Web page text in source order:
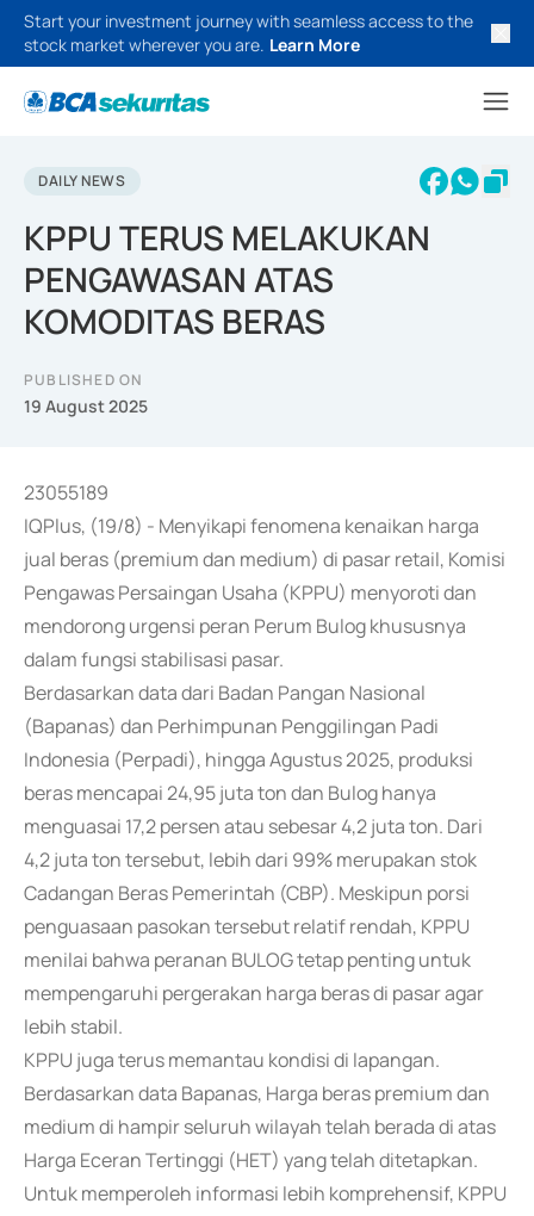
Start your investment journey with seamless access to the
stock market wherever you are. Learn More
DAILY NEWS
KPPU TERUS MELAKUKAN
PENGAWASAN ATAS
KOMODITAS BERAS
PUBLISHED ON
19 August 2025
23055189
IQPlus, (19/8) - Menyikapi fenomena kenaikan harga
jual beras (premium dan medium) di pasar retail, Komisi
Pengawas Persaingan Usaha (KPPU) menyoroti dan
mendorong urgensi peran Perum Bulog khususnya
dalam fungsi stabilisasi pasar.
Berdasarkan data dari Badan Pangan Nasional
(Bapanas) dan Perhimpunan Penggilingan Padi
Indonesia (Perpadi), hingga Agustus 2025, produksi
beras mencapai 24,95 juta ton dan Bulog hanya
menguasai 17,2 persen atau sebesar 4,2 juta ton. Dari
4,2 juta ton tersebut, lebih dari 99% merupakan stok
Cadangan Beras Pemerintah (CBP). Meskipun porsi
penguasaan pasokan tersebut relatif rendah, KPPU
menilai bahwa peranan BULOG tetap penting untuk
mempengaruhi pergerakan harga beras di pasar agar
lebih stabil.
KPPU juga terus memantau kondisi di lapangan.
Berdasarkan data Bapanas, Harga beras premium dan
medium di hampir seluruh wilayah telah berada di atas
Harga Eceran Tertinggi (HET) yang telah ditetapkan.
Untuk memperoleh informasi lebih komprehensif, KPPU